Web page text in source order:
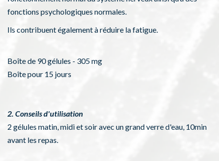
fonctions psychologiques normales.
Ils contribuent également à réduire la fatigue.
Boîte de 90 gélules - 305 mg
Boîte pour 15 jours
2. Conseils d'utilisation
2 gélules matin, midi et soir avec un grand verre d'eau, 10min
avant les repas.